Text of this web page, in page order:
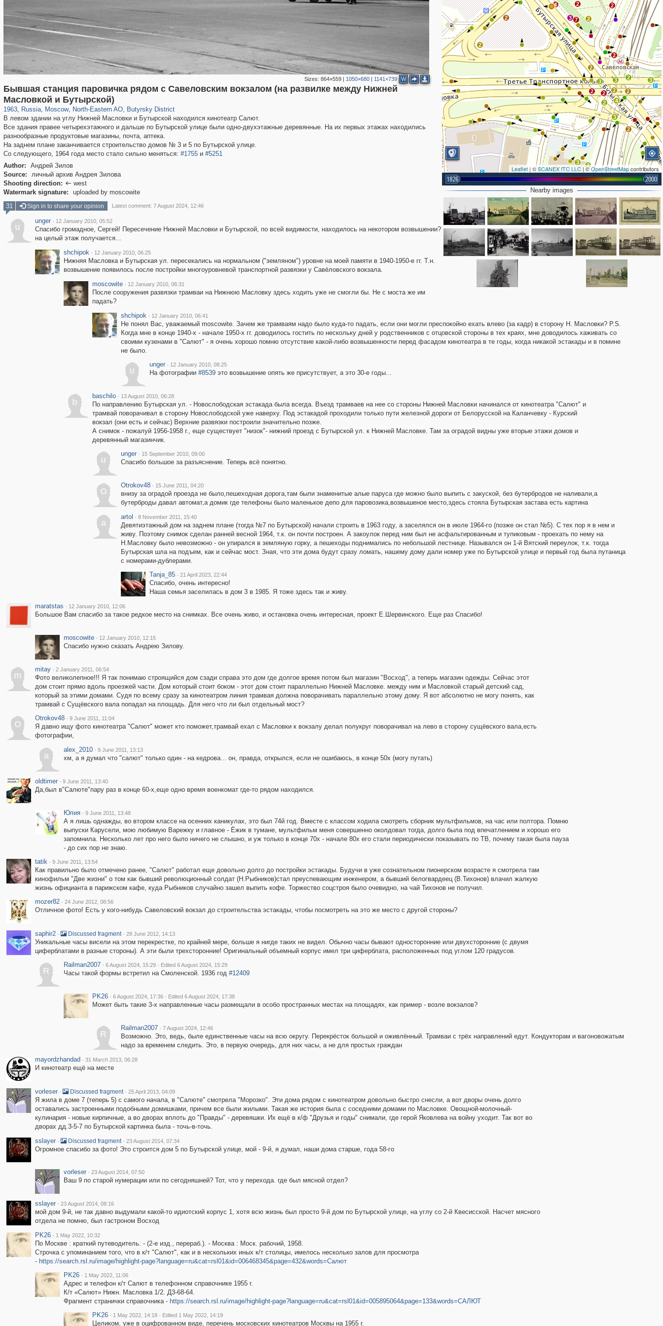
Sizes: 864×559| 1050×680| 1141×739 W
Бывшая станция паровичка рядом с Савеловским вокзалом (на развилке между Нижней
Масловкой и Бутырской)
1963, Russia
1,406,849 29,243
, Moscow
319,861 8,286
, North-Eastern AO
24,490 250
, Butyrsky District
В левом здании на углу Нижней Масловки и Бутырской находился кинотеатр Салют.
Все здания правее четырехэтажного и дальше по Бутырской улице были одно-двухэтажные деревянные. На их первых этажах находились
разнообразные продуктовые магазины, почта, аптека.
На заднем плане заканчивается строительство домов № 3 и 5 по Бутырской улице.
Со следующего, 1964 года место стало сильно меняться: #1755и #5251
Author:
Андрей Зилов
Source:
личный архив Андрея Зилова
Shooting direction:  west
Watermark signature:
uploaded by moscowite
2
2
4
3 7 2
2 2
3
2
2
3
2
2
2
3
2
2
3
4
2
2
3
14
3
3
3 2
Leaflet | ©SCANEX ITC LLC | ©OpenStreetMapcontributors
1826 2000
Nearby images
31 Sign in to share your opinion Latest comment: 7 August 2024, 12:46
u
unger · 12 January 2010, 05:52
Спасибо громадное, Сергей! Пересечение Нижней Масловки и Бутырской, по всей видимости, находилось на некотором возвышении?
на целый этаж получается...
shchipok · 12 January 2010, 06:25
Нижняя Масловка и Бутырская ул. пересекались на нормальном ("земляном") уровне на моей памяти в 1940-1950-е гг. Т.н.
возвышение появилось после постройки многоуровневой транспортной развязки у Савёловского вокзала.
moscowite · 12 January 2010, 06:31
После сооружения развязки трамваи на Нижнюю Масловку здесь ходить уже не смогли бы. Не с моста же им
падать?
shchipok · 12 January 2010, 06:41
Не понял Вас, уважаемый moscowite. Зачем же трамваям надо было куда-то падать, если они могли преспокойно ехать влево (за кадр) в сторону Н. Масловки? P.S.
Когда мне в конце 1940-х - начале 1950-х гг. доводилось гостить по нескольку дней у родственников с отцовской стороны в тех краях, мне доводилось хаживать со
своими кузенами в "Салют" - я очень хорошо помню отсутствие какой-либо возвышенности перед фасадом кинотеатра в те годы, когда никакой эстакады и в помине
не было.
u
unger · 12 January 2010, 08:25
На фотографии #8539это возвышение опять же присутствует, а это 30-е годы...
b
baschilo · 13 August 2010, 06:28
По направлению Бутырская ул. - Новослободская эстакада была всегда. Въезд трамваев на нее со стороны Нижней Масловки начинался от кинотеатра "Салют" и
трамвай поворачивал в сторону Новослободской уже наверху. Под эстакадой проходили только пути железной дороги от Белорусской на Каланчевку - Курский
вокзал (они есть и сейчас) Верхние развязки построили значительно позже.
А снимок - пожалуй 1956-1958 г., еще существует "низок"- нижний проезд с Бутырской ул. к Нижней Масловке. Там за оградой видны уже вторые этажи домов и
деревянный магазинчик.
u
unger · 15 September 2010, 09:00
Спасибо большое за разъяснение. Теперь всё понятно.
O
Otrokov48 · 15 June 2011, 04:20
внизу за оградой проезда не было,пешеходная дорога,там были знаменитые алые паруса где можно было выпить с закуской, без бутербродов не наливали,а
бутерброды давал автомат,а домик где телефоны было маленькое депо для паровозика,возвышеное место,здесь стояла Бутырская застава есть картина
a
artol · 8 November 2011, 15:40
Девятиэтажный дом на заднем плане (тогда №7 по Бутырской) начали строить в 1963 году, а заселялся он в июле 1964-го (позже он стал №5). С тех пор я в нем и
живу. Поэтому снимок сделан ранней весной 1964, т.к. он почти построен. А закоулок перед ним был не асфальтированным и тупиковым - проехать по нему на
Н.Масловку было невозможно - он упирался в земляную горку, а пешеходы поднимались по небольшой лестнице. Назывался он 1-й Вятский переулок, т.к. тогда
Бутырская шла на подъем, как и сейчас мост. Зная, что эти дома будут сразу ломать, нашему дому дали номер уже по Бутырской улице и первый год была путаница
с номерами-дублерами.
Tanja_85 · 21 April 2023, 22:44
Спасибо, очень интересно!
Наша семья заселилась в дом 3 в 1985. Я тоже здесь так и живу.
maratstas · 12 January 2010, 12:06
Большое Вам спасибо за такое редкое место на снимках. Все очень живо, и остановка очень интересная, проект Е.Шервинского. Еще раз Спасибо!
moscowite · 12 January 2010, 12:15
Спасибо нужно сказать Андрею Зилову.
m
mitay · 2 January 2011, 06:54
Фото великолепное!!! Я так понимаю строящийся дом сзади справа это дом где долгое время потом был магазин "Восход", а теперь магазин одежды. Сейчас этот
дом стоит прямо вдоль проезжей части. Дом который стоит боком - этот дом стоит параллельно Нижней Масловке. между ним и Масловкой старый детский сад,
который за этими домами. Судя по всему сразу за кинотеатром линия трамвая должна поворачивать параллельно этому дому. Я вот абсолютно не могу понять, как
трамвай с Сущёвского вала попадал на площадь. Для него что ли был отдельный мост?
O
Otrokov48 · 9 June 2011, 11:04
Я давно ищу фото кинотеатра "Салют" может кто поможет,трамвай ехал с Масловки к вокзалу делал полукруг поворачивал на лево в сторону сущёвского вала,есть
фотографии,
a
alex_2010 · 9 June 2011, 13:13
хм, а я думал что "салют" только один - на кедрова... он, правда, открылся, если не ошибаюсь, в конце 50х (могу путать)
oldtimer · 9 June 2011, 13:40
Да,был в"Салюте"пару раз в конце 60-х,еще одно время военкомат где-то рядом находился.
Юлия · 9 June 2011, 13:48
А я лишь однажды, во втором классе на осенних каникулах, это был 74й год. Вместе с классом ходила смотреть сборник мультфильмов, на час или полтора. Помню
выпуски Карусели, мою любимую Варежку и главное - Ёжик в тумане, мультфильм меня совершенно околдовал тогда, долго была под впечатлением и хорошо его
запомнила. Несколько лет про него было ничего не слышно, и уж только в конце 70х - начале 80х его стали периодически показывать по ТВ, почему такая была пауза
- до сих пор не знаю.
tatik · 9 June 2011, 13:54
Как правильно было отмечено ранее, "Салют" работал еще довольно долго до постройки эстакады. Будучи в уже сознательном пионерском возрасте я смотрела там
кинофильм "Две жизни" о том как бывший революционный солдат (Н.Рыбников)стал преуспевающим инженером, а бывший белогвардеец (В.Тихонов) влачил жалкую
жизнь официанта в парижском кафе, куда Рыбников случайно зашел выпить кофе. Торжество соцстроя было очевидно, на чай Тихонов не получил.
mozer82 · 24 June 2012, 08:56
Отличное фото! Есть у кого-нибудь Савеловский вокзал до строительства эстакады, чтобы посмотреть на это же место с другой стороны?
saphir2 · Discussed fragment · 28 June 2012, 14:13
Уникальные часы висели на этом перекрестке, по крайней мере, больше я нигде таких не видел. Обычно часы бывают односторонние или двухсторонние (с двумя
циферблатами в разные стороны). А эти были трехсторонние! Оригинальный объемный корпус имел три циферблата, расположенных под углом 120 градусов.
R
Railman2007 · 6 August 2024, 15:29 · Edited 6 August 2024, 15:29
Часы такой формы встретил на Смоленской. 1936 год #12409
PK26 · 6 August 2024, 17:36 · Edited 6 August 2024, 17:38
Может быть такие 3-х направленные часы размещали в особо пространных местах на площадях, как пример - возле вокзалов?
R
Railman2007 · 7 August 2024, 12:46
Возможно. Это, ведь, быле единственные часы на всю округу. Перекрёсток большой и оживлённый. Трамваи с трёх направлений едут. Кондукторам и вагоновожатым
надо за временем следить. Это, в первую очередь, для них часы, а не для простых граждан
mayordzhandad · 31 March 2013, 06:28
И кинотеатр ещё на месте
vorleser · Discussed fragment · 25 April 2013, 04:09
Я жила в доме 7 (теперь 5) с самого начала, в "Салюте" смотрела "Морозко". Эти дома рядом с кинотеатром довольно быстро снесли, а вот дворы очень долго
оставались застроенными подобными домишками, причем все были жилыми. Такая же история была с соседними домами по Масловке. Овощной-молочный-
кулинария - новые кирпичные, а во дворах вплоть до "Правды" - деревяшки. Их ещё в к/ф "Друзья и годы" снимали, где герой Яковлева на войну уходит. Так вот во
дворах дд.3-5-7 по Бутырской картинка была - точь-в-точь.
sslayer · Discussed fragment · 23 August 2014, 07:34
Огромное спасибо за фото! Это строится дом 5 по Бутырской улице, мой - 9-й, я думал, наши дома старше, года 58-го
vorleser · 23 August 2014, 07:50
Ваш 9 по старой нумерации или по сегодняшней? Тот, что у перехода. где был мясной отдел?
sslayer · 23 August 2014, 08:16
мой дом 9-й, не так давно выдумали какой-то идиотский корпус 1, хотя всю жизнь был просто 9-й дом по Бутырской улице, на углу со 2-й Квесисской. Насчет мясного
отдела не помню, был гастроном Восход
PK26 · 1 May 2022, 10:32
По Москве : краткий путеводитель. - (2-е изд., перераб.). - Москва : Моск. рабочий, 1958.
Строчка с упоминанием того, что в к/т "Салют", как и в нескольких иных к/т столицы, имелось несколько залов для просмотра
- https://search.rsl.ru/image/highlight-page?language=ru&cat=rsl01&id=006468345&page=432&words=Салют
PK26 · 1 May 2022, 11:06
Адрес и телефон к/т Салют в телефонном справочнике 1955 г.
К/т «Салют» Нижн. Масловка 1/2. Д3-68-64.
Фрагмент странички справочника - https://search.rsl.ru/image/highlight-page?language=ru&cat=rsl01&id=005895064&page=133&words=САЛЮТ
PK26 · 1 May 2022, 14:18 · Edited 1 May 2022, 14:19
Целиком, уже в оцифрованном виде, перечень московских кинотеатров Москвы на 1955 г.